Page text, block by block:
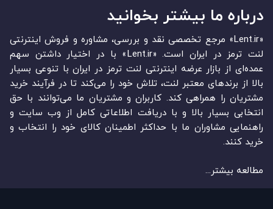
درباره ما بیشتر بخوانید
«Lent.ir» مرجع تخصصی نقد و بررسی، مشاوره و فروش اینترنتی
لنت ترمز در ایران است. «Lent.ir» با در اختیار داشتن سهم
عمده‏‌ای از بازار عرضه اینترنتی لنت ترمز در ایران با تنوعی بسیار
بالا از برندهای معتبر لنت، تلاش خود را می‌‏‏کند تا در فرآیند خرید
مشتریان را همراهی کند. کاربران و مشتریان ما می‏‏‌توانند با حق
انتخابی بسیار بالا و با دریافت اطلاعاتی کامل از وب سایت و
راهنمایی مشاوران ما با حداکثر اطمینان کالای خود را انتخاب و
خرید کنند.
مطالعه بیشتر...